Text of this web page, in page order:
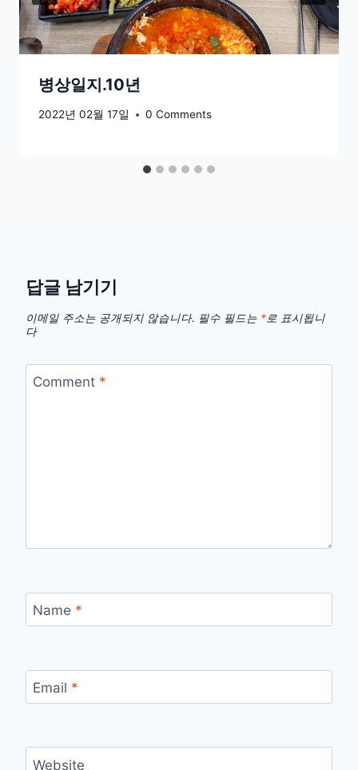
병상일지.10년
2022년 02월 17일 0 Comments
답글 남기기
이메일 주소는 공개되지 않습니다. 필수 필드는 *로 표시됩니
다
Comment *
Name *
Email *
Website